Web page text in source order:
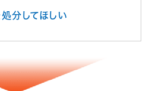
分してほしい